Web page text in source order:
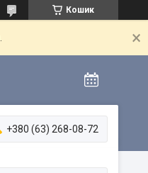
Кошик
+380 (63) 268-08-72